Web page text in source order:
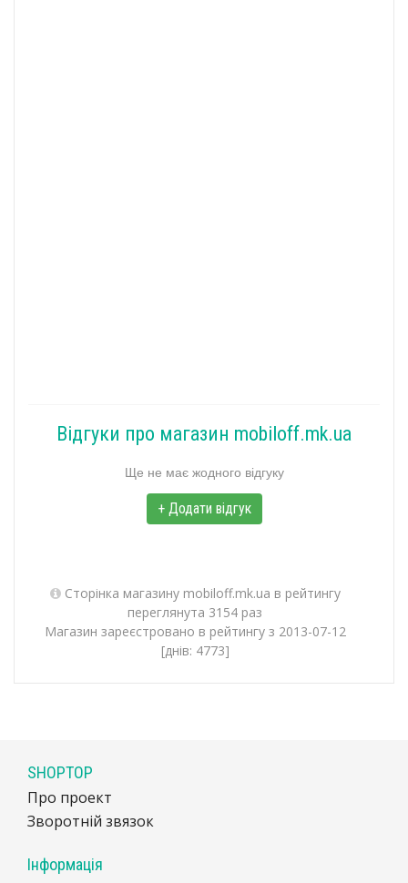
Відгуки про магазин mobiloff.mk.ua
Ще не має жодного відгуку
+ Додати відгук
Сторінка магазину mobiloff.mk.ua в рейтингу
переглянута 3154 раз
Магазин зареєстровано в рейтингу з 2013-07-12
[днів: 4773]
SHOPTOP
Про проект
Зворотній звязок
Інформація